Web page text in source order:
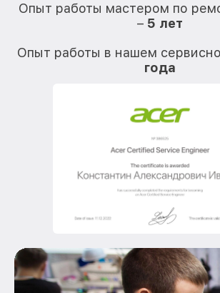
Опыт работы мастером по
– 5 лет
Опыт работы в нашем
года